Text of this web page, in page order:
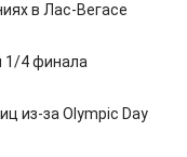
в Лас-Вегасе
1/4 финала
из-за Olympic Day